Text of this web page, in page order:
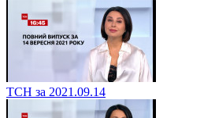
ТСН за 2021.09.14